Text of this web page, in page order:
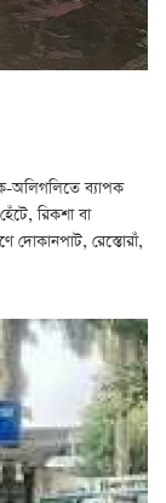
অলিগলিতে ব্যাপক
রিকশা বা
দোকানপাট, রেস্তোরাঁ,